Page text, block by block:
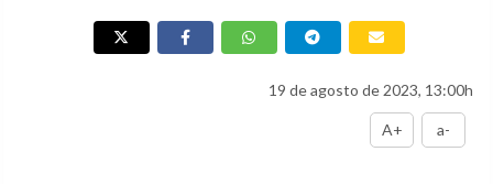
19 de agosto de 2023, 13:00h
A+ a-